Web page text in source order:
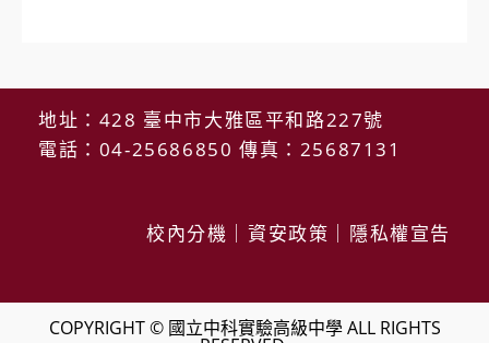
地址：428 臺中市大雅區平和路227號
電話：04-25686850 傳真：25687131
校內分機 資安政策 隱私權宣告
COPYRIGHT © 國立中科實驗高級中學 ALL RIGHTS